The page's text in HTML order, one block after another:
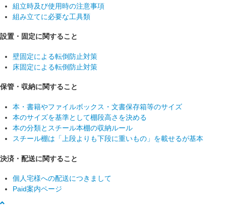
組立時及び使用時の注意事項
組み立てに必要な工具類
設置・固定に関すること
壁固定による転倒防止対策
床固定による転倒防止対策
保管・収納に関すること
本・書籍やファイルボックス・文書保存箱等のサイズ
本のサイズを基準として棚段高さを決める
本の分類とスチール本棚の収納ルール
スチール棚は「上段よりも下段に重いもの」を載せるが基本
決済・配送に関すること
個人宅様への配送につきまして
Paid案内ページ